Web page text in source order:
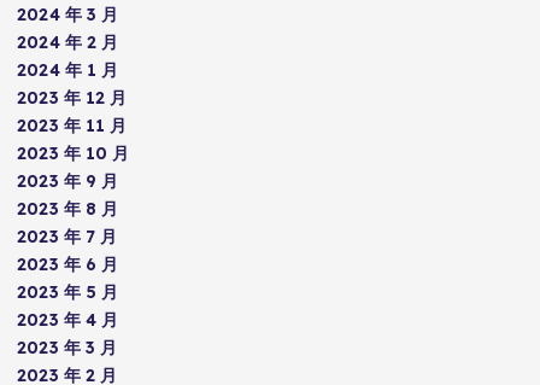
2024 年 3 月
2024 年 2 月
2024 年 1 月
2023 年 12 月
2023 年 11 月
2023 年 10 月
2023 年 9 月
2023 年 8 月
2023 年 7 月
2023 年 6 月
2023 年 5 月
2023 年 4 月
2023 年 3 月
2023 年 2 月